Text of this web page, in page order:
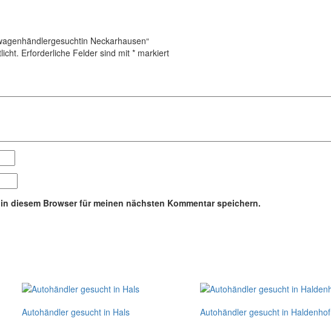
Neckarhausen“
Erforderliche Felder sind mit * markiert
diesem Browser für meinen nächsten Kommentar speichern.
Autohändler gesucht in Hals
Autohändler gesucht in Haldenhof